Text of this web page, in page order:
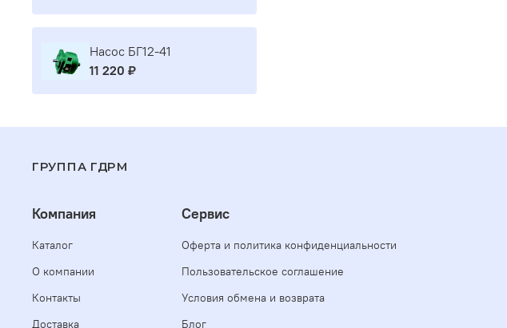
Насос БГ12-41
11 220 ₽
ГРУППА ГДРМ
Компания
Каталог
О компании
Контакты
Доставка
Сервис
Оферта и политика конфиденциальности
Пользовательское соглашение
Условия обмена и возврата
Блог